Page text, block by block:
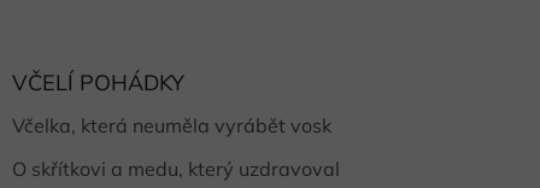
VČELÍ POHÁDKY
Včelka, která neuměla vyrábět vosk
O skřítkovi a medu, který uzdravoval